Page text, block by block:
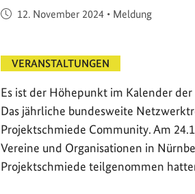
Veröffentlicht am
12. November 2024 • Meldung
VERANSTALTUNGEN
Es ist der Höhepunkt im Kalender
Das jährliche bundesweite
Projektschmiede Community. Am
Vereine und Organisationen in
Projektschmiede teilgenommen